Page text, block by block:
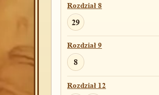
Rozdział 15
6
Rozdział 16
5
Rozdział 17
Rozdział 8
29
Rozdział 9
8
Rozdział 12